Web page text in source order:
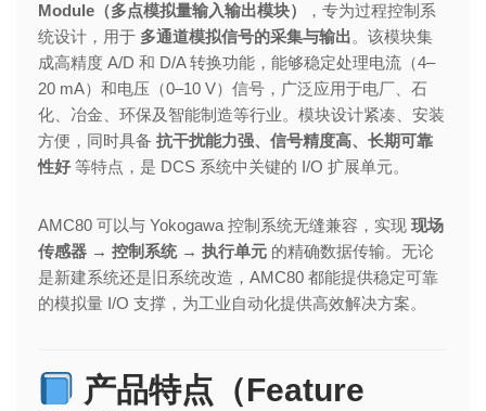
Module（多点模拟量输入输出模块）
，专为过程控制系
统设计，用于 多通道模拟信号的采集与输出。该模块集
成高精度 A/D 和 D/A 转换功能，能够稳定处理电流（4–
20 mA）和电压（0–10 V）信号，广泛应用于电厂、石
化、冶金、环保及智能制造等行业。模块设计紧凑、安装
方便，同时具备 抗干扰能力强、信号精度高、长期可靠
性好 等特点，是 DCS 系统中关键的 I/O 扩展单元。
AMC80 可以与 Yokogawa 控制系统无缝兼容，实现 现场
传感器 → 控制系统 → 执行单元 的精确数据传输。无论
是新建系统还是旧系统改造，AMC80 都能提供稳定可靠
的模拟量 I/O 支撑，为工业自动化提供高效解决方案。
产品特点（Feature